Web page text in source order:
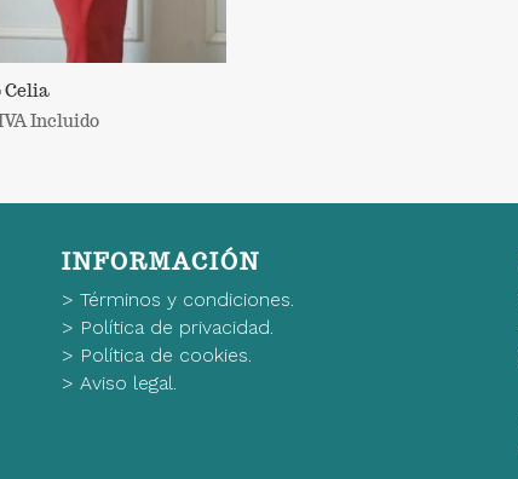
Celia
Incluido
INFORMACIÓN
> Términos y condiciones.
> Política de privacidad.
> Política de cookies.
> Aviso legal.